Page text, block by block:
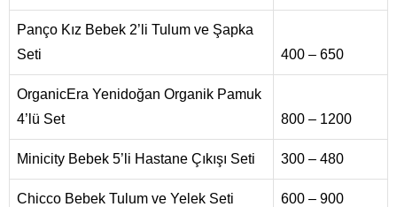
Panço Kız Bebek 2’li Tulum ve Şapka
Seti
400 – 650
OrganicEra Yenidoğan Organik Pamuk
4’lü Set
800 – 1200
Minicity Bebek 5’li Hastane Çıkışı Seti 300 – 480
Chicco Bebek Tulum ve Yelek Seti 600 – 900